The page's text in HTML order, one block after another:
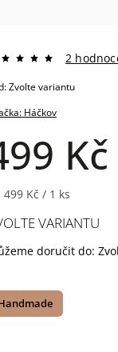
Háčkov
2
Kč
499 Kč / 1 ks
Zvolte variantu
VARIANTU
doručit do: